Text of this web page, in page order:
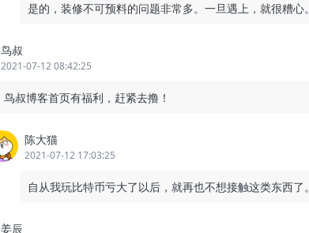
是的，装修不可预料的问题非常多。一旦遇上，就很糟心。
鸟叔
2021-07-12 08:42:25
鸟叔博客首页有福利，赶紧去撸！
陈大猫
2021-07-12 17:03:25
自从我玩比特币亏大了以后，就再也不想接触这类东西了。
姜辰